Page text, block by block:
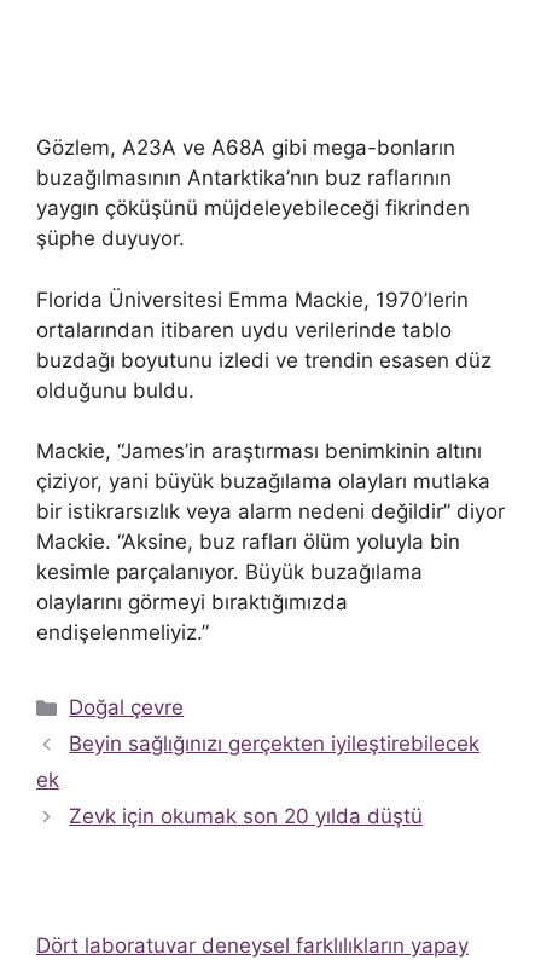
Gözlem, A23A ve A68A gibi mega-bonların
buzağılmasının Antarktika’nın buz raflarının
yaygın çöküşünü müjdeleyebileceği fikrinden
şüphe duyuyor.
Florida Üniversitesi Emma Mackie, 1970’lerin
ortalarından itibaren uydu verilerinde tablo
buzdağı boyutunu izledi ve trendin esasen düz
olduğunu buldu.
Mackie, “James’in araştırması benimkinin altını
çiziyor, yani büyük buzağılama olayları mutlaka
bir istikrarsızlık veya alarm nedeni değildir” diyor
Mackie. “Aksine, buz rafları ölüm yoluyla bin
kesimle parçalanıyor. Büyük buzağılama
olaylarını görmeyi bıraktığımızda
endişelenmeliyiz.”
Kategoriler
Doğal çevre
Beyin sağlığınızı gerçekten iyileştirebilecek
ek
Zevk için okumak son 20 yılda düştü
Dört laboratuvar deneysel farklılıkların yapay